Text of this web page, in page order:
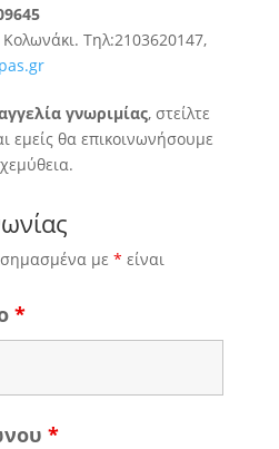
Τηλ:2103620147,
γνωριμίας, στείλτε
εμείς θα επικοινωνήσουμε
με * είναι
*
*